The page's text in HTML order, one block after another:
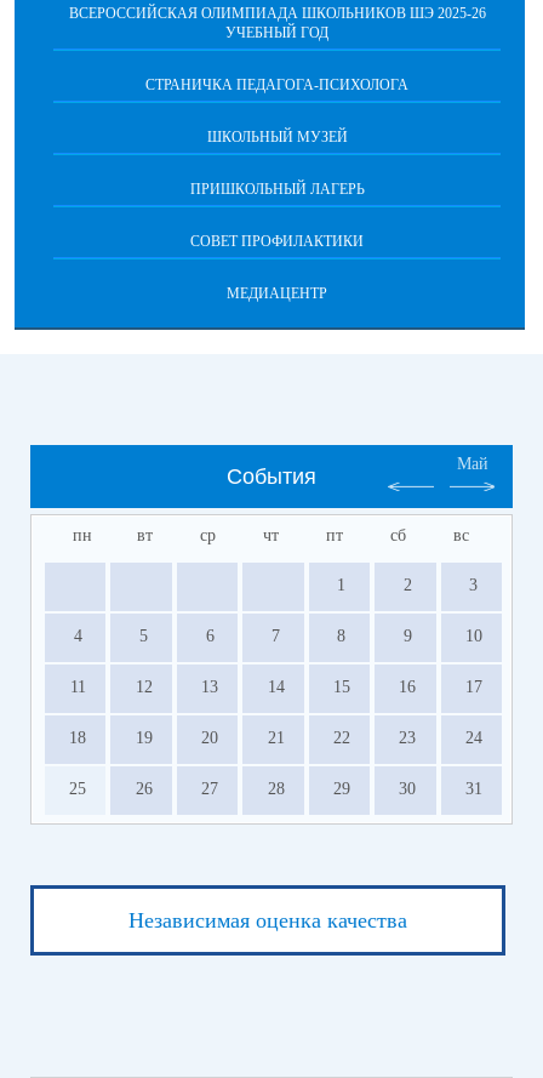
ВСЕРОССИЙСКАЯ ОЛИМПИАДА ШКОЛЬНИКОВ ШЭ 2025-26
УЧЕБНЫЙ ГОД
СТРАНИЧКА ПЕДАГОГА-ПСИХОЛОГА
ШКОЛЬНЫЙ МУЗЕЙ
ПРИШКОЛЬНЫЙ ЛАГЕРЬ
СОВЕТ ПРОФИЛАКТИКИ
МЕДИАЦЕНТР
События
Май
пн вт ср чт пт сб вс
1 2 3
4 5 6 7 8 9 10
11 12 13 14 15 16 17
18 19 20 21 22 23 24
25 26 27 28 29 30 31
Независимая оценка качества